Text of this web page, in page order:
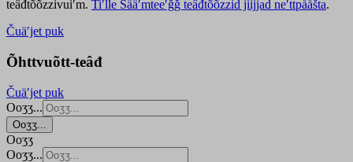
teâđtõõzzivuiʹm. Tiʹlle Sääʹmteeʹǧǧ teâđtõõzzid jiijjad neʹttpååšta.
Čuäʹjet puk
Õhttvuõtt-teâđ
Čuäʹjet puk
Ooʒʒ...
Ooʒʒ...
Ooʒʒ
Ooʒʒ...